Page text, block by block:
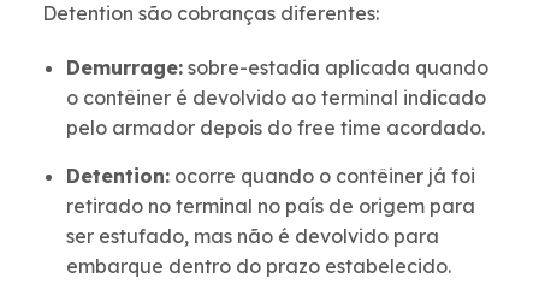
Detention são cobranças diferentes:
Demurrage: sobre-estadia aplicada quando
o contêiner é devolvido ao terminal indicado
pelo armador depois do free time acordado.
Detention: ocorre quando o contêiner já foi
retirado no terminal no país de origem para
ser estufado, mas não é devolvido para
embarque dentro do prazo estabelecido.